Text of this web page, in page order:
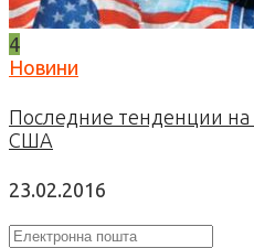
4
Новини
Последние тенденции
США
23.02.2016